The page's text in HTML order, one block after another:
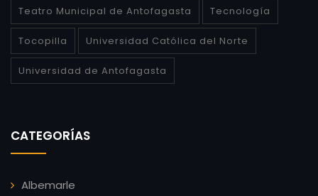
Teatro Municipal de Antofagasta Tecnología
Tocopilla Universidad Católica del Norte
Universidad de Antofagasta
CATEGORÍAS
Albemarle